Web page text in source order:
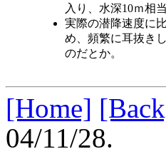
入り、水深10ｍ相
実際の潜降速度に
め、頻繁に耳抜き
のだとか。
[Home]
04/